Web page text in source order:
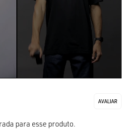
para esse produto.